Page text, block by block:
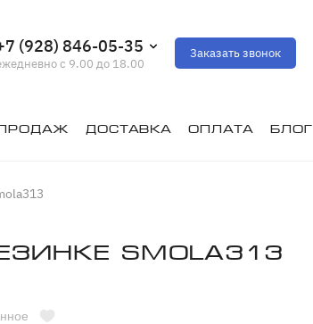
(928) 846-05-35
с 9.00 до 18.00
Заказать звонок
Доставка Оплата Блог
Smola313